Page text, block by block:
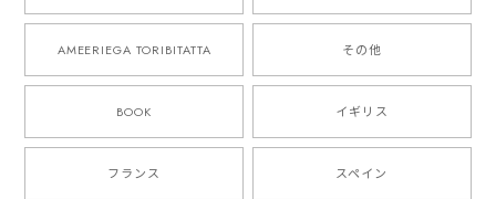
AMEERIEGA TORIBITATTA その他
BOOK イギリス
フランス スペイン